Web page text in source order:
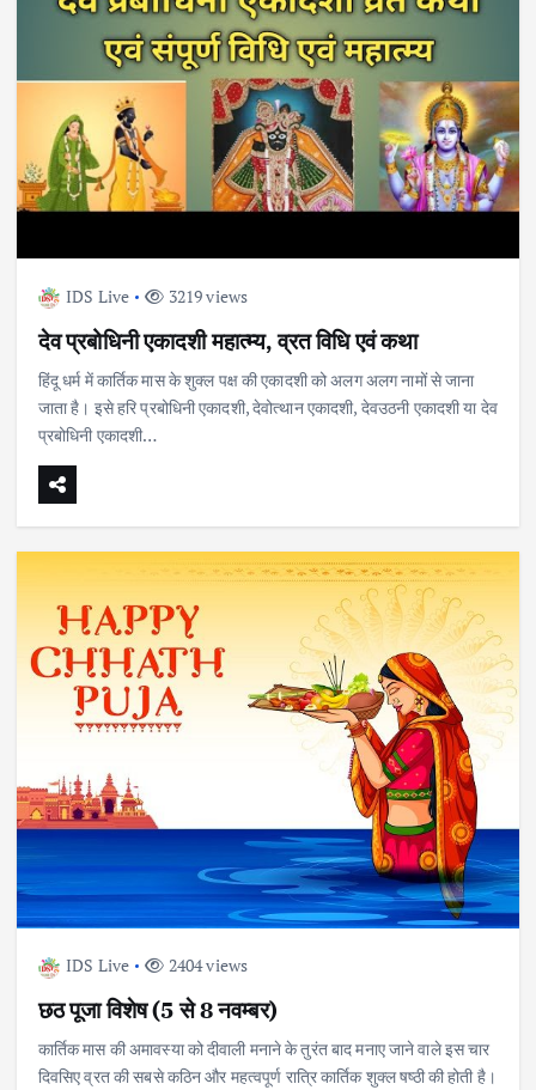
IDS Live 3219 views
देव प्रबोधिनी एकादशी महात्म्य, व्रत विधि एवं कथा
हिंदू धर्म में कार्तिक मास के शुक्ल पक्ष की एकादशी को अलग अलग नामों से जाना
जाता है। इसे हरि प्रबोधिनी एकादशी, देवोत्थान एकादशी, देवउठनी एकादशी या देव
प्रबोधिनी एकादशी…
IDS Live 2404 views
छठ पूजा विशेष (5 से 8 नवम्बर)
कार्तिक मास की अमावस्या को दीवाली मनाने के तुरंत बाद मनाए जाने वाले इस चार
दिवसिए व्रत की सबसे कठिन और महत्वपूर्ण रात्रि कार्तिक शुक्ल षष्ठी की होती है।